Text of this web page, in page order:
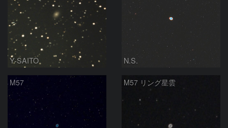
Y-SAITO N.S.
M57 M57 リング星雲